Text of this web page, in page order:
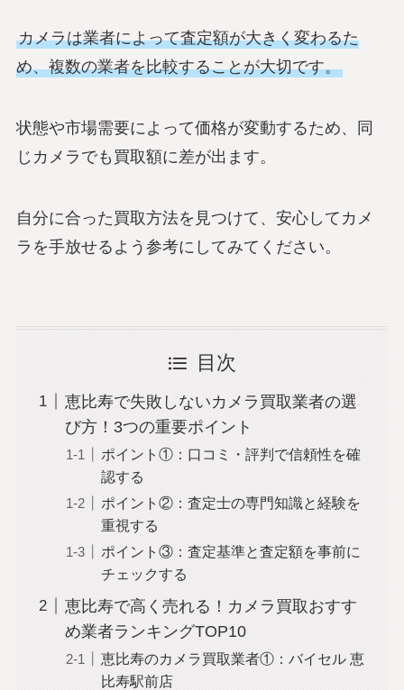
カメラは業者によって査定額が大きく変わるた
め、複数の業者を比較することが大切です。
状態や市場需要によって価格が変動するため、同
じカメラでも買取額に差が出ます。
自分に合った買取方法を見つけて、安心してカメ
ラを手放せるよう参考にしてみてください。
目次
恵比寿で失敗しないカメラ買取業者の選
び方！3つの重要ポイント
ポイント①：口コミ・評判で信頼性を確
認する
ポイント②：査定士の専門知識と経験を
重視する
ポイント③：査定基準と査定額を事前に
チェックする
恵比寿で高く売れる！カメラ買取おすす
め業者ランキングTOP10
恵比寿のカメラ買取業者①：バイセル 恵
比寿駅前店